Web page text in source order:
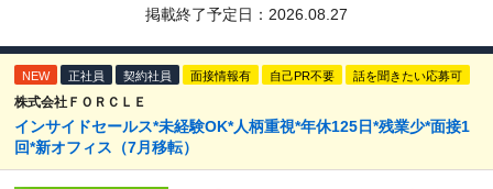
掲載終了予定日： 2026.08.27
NEW 正社員 契約社員 面接情報有 自己PR不要 話を聞きたい応募可
株式会社ＦＯＲＣＬＥ
インサイドセールス*未経験OK*人柄重視*年休125日*残業少*面接1
回*新オフィス（7月移転）